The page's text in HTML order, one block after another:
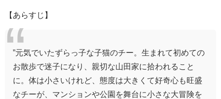
【あらすじ】
”元気でいたずらっ子な子猫のチー。生まれて初めての
お散歩で迷子になり、親切な山田家に拾われること
に。体は小さいけれど、態度は大きくて好奇心も旺盛
なチーが、マンションや公園を舞台に小さな大冒険を